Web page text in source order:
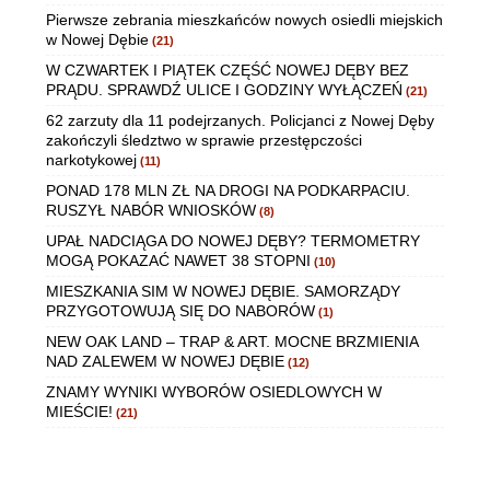
Pierwsze zebrania mieszkańców nowych osiedli miejskich
w Nowej Dębie (21)
W CZWARTEK I PIĄTEK CZĘŚĆ NOWEJ DĘBY BEZ
PRĄDU. SPRAWDŹ ULICE I GODZINY WYŁĄCZEŃ (21)
62 zarzuty dla 11 podejrzanych. Policjanci z Nowej Dęby
zakończyli śledztwo w sprawie przestępczości
narkotykowej (11)
PONAD 178 MLN ZŁ NA DROGI NA PODKARPACIU.
RUSZYŁ NABÓR WNIOSKÓW (8)
UPAŁ NADCIĄGA DO NOWEJ DĘBY? TERMOMETRY
MOGĄ POKAZAĆ NAWET 38 STOPNI (10)
MIESZKANIA SIM W NOWEJ DĘBIE. SAMORZĄDY
PRZYGOTOWUJĄ SIĘ DO NABORÓW (1)
NEW OAK LAND – TRAP & ART. MOCNE BRZMIENIA
NAD ZALEWEM W NOWEJ DĘBIE (12)
ZNAMY WYNIKI WYBORÓW OSIEDLOWYCH W
MIEŚCIE! (21)